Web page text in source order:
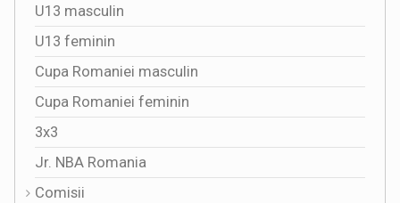
U13 masculin
U13 feminin
Cupa Romaniei masculin
Cupa Romaniei feminin
3x3
Jr. NBA Romania
Comisii